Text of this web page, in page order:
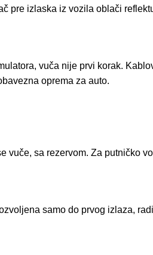
pre izlaska iz vozila oblači
vuča nije prvi korak.
oprema za auto.
vuče, sa rezervom. Za putničko
samo do prvog izlaza,